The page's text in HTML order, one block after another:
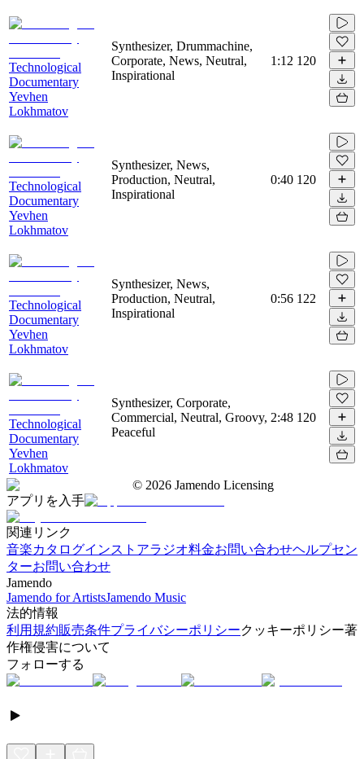
Technological
Documentary
Yevhen
Lokhmatov
Synthesizer, Drummachine,
Corporate, News, Neutral,
Inspirational
1:12 120
Technological
Documentary
Yevhen
Lokhmatov
Synthesizer, News,
Production, Neutral,
Inspirational
0:40 120
Technological
Documentary
Yevhen
Lokhmatov
Synthesizer, News,
Production, Neutral,
Inspirational
0:56 122
Technological
Documentary
Yevhen
Lokhmatov
Synthesizer, Corporate,
Commercial, Neutral, Groovy,
Peaceful
2:48 120
© 2026 Jamendo Licensing
アプリを入手
関連リンク
音楽カタログインストアラジオ料金お問い合わせヘルプセン
ターお問い合わせ
Jamendo
Jamendo for ArtistsJamendo Music
法的情報
利用規約販売条件プライバシーポリシークッキーポリシー著
作権侵害について
フォローする